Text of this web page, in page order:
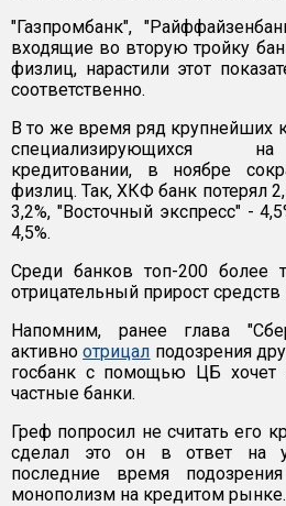
"Газпромбанк",
входящие во вторую тройку
физлиц, нарастили этот
соответственно.
В то же время ряд крупнейших
специализирующихся
кредитовании, в ноябре
физлиц. Так, ХКФ банк потерял
3,2%, "Восточный экспресс" -
4,5%.
Среди банков топ-200 более
отрицательный прирост средств
Напомним, ранее глава
активноотрицал подозрения
госбанк с помощью ЦБ хочет
частные банки.
Греф попросил не считать его
сделал это он в ответ на
последние время
монополизм на кредитом рынке.